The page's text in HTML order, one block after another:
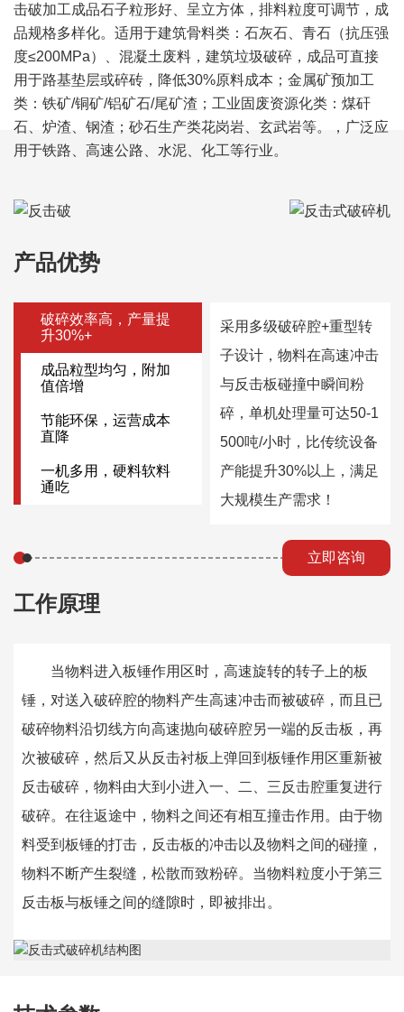
击破加工成品石子粒形好、呈立方体，排料粒度可调节，成
品规格多样化。适用于建筑骨料类：石灰石、青石​（抗压强
度≤200MPa）、混凝土废料，建筑垃圾破碎，成品可直接
用于路基垫层或碎砖，降低30%原料成本；金属矿预加工
类：铁矿/铜矿/铝矿石/尾矿渣；工业固废资源化类：煤矸
石、炉渣、钢渣；砂石生产类花岗岩、玄武岩等。，广泛应
用于铁路、高速公路、水泥、化工等行业。
产品优势
破碎效率高，产量提
升30%+
成品粒型均匀，附加
值倍增
节能环保，运营成本
直降
一机多用，硬料软料
通吃
采用多级破碎腔+重型转
子设计，物料在高速冲击
与反击板碰撞中瞬间粉
碎，单机处理量可达50-1
500吨/小时，比传统设备
产能提升30%以上，满足
大规模生产需求！
立即咨询
工作原理
当物料进入板锤作用区时，高速旋转的转子上的板
锤，对送入破碎腔的物料产生高速冲击而被破碎，而且已
破碎物料沿切线方向高速抛向破碎腔另一端的反击板，再
次被破碎，然后又从反击衬板上弹回到板锤作用区重新被
反击破碎，物料由大到小进入一、二、三反击腔重复进行
破碎。在往返途中，物料之间还有相互撞击作用。由于物
料受到板锤的打击，反击板的冲击以及物料之间的碰撞，
物料不断产生裂缝，松散而致粉碎。当物料粒度小于第三
反击板与板锤之间的缝隙时，即被排出。